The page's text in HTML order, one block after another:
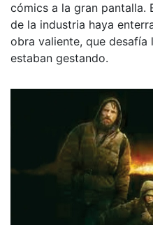
cómics a la gran pantalla.
de la industria haya
obra valiente, que
estaban gestando.